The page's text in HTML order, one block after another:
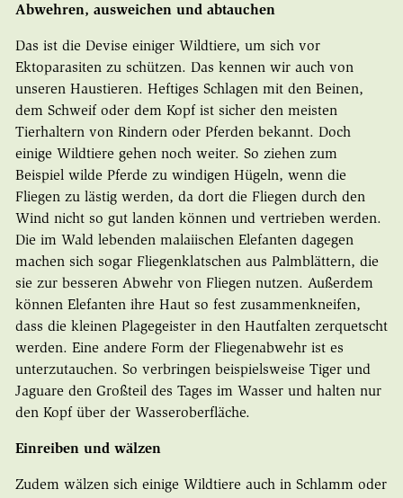
Abwehren, ausweichen und abtauchen
Das ist die Devise einiger Wildtiere, um sich vor
Ektoparasiten zu schützen. Das kennen wir auch von
unseren Haustieren. Heftiges Schlagen mit den Beinen,
dem Schweif oder dem Kopf ist sicher den meisten
Tierhaltern von Rindern oder Pferden bekannt. Doch
einige Wildtiere gehen noch weiter. So ziehen zum
Beispiel wilde Pferde zu windigen Hügeln, wenn die
Fliegen zu lästig werden, da dort die Fliegen durch den
Wind nicht so gut landen können und vertrieben werden.
Die im Wald lebenden malaiischen Elefanten dagegen
machen sich sogar Fliegenklatschen aus Palmblättern, die
sie zur besseren Abwehr von Fliegen nutzen. Außerdem
können Elefanten ihre Haut so fest zusammenkneifen,
dass die kleinen Plagegeister in den Hautfalten zerquetscht
werden. Eine andere Form der Fliegenabwehr ist es
unterzutauchen. So verbringen beispielsweise Tiger und
Jaguare den Großteil des Tages im Wasser und halten nur
den Kopf über der Wasseroberfläche.
Einreiben und wälzen
Zudem wälzen sich einige Wildtiere auch in Schlamm oder